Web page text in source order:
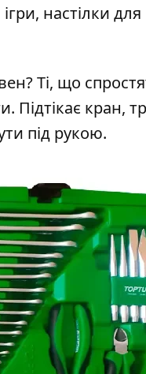
настілки для
Ті, що
кран,
під рукою.